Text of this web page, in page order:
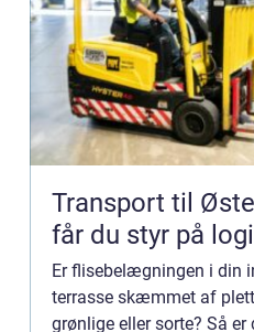
Transport til
får du styr på
Er flisebelægningen i din
terrasse skæmmet af
grønlige eller sorte? Så